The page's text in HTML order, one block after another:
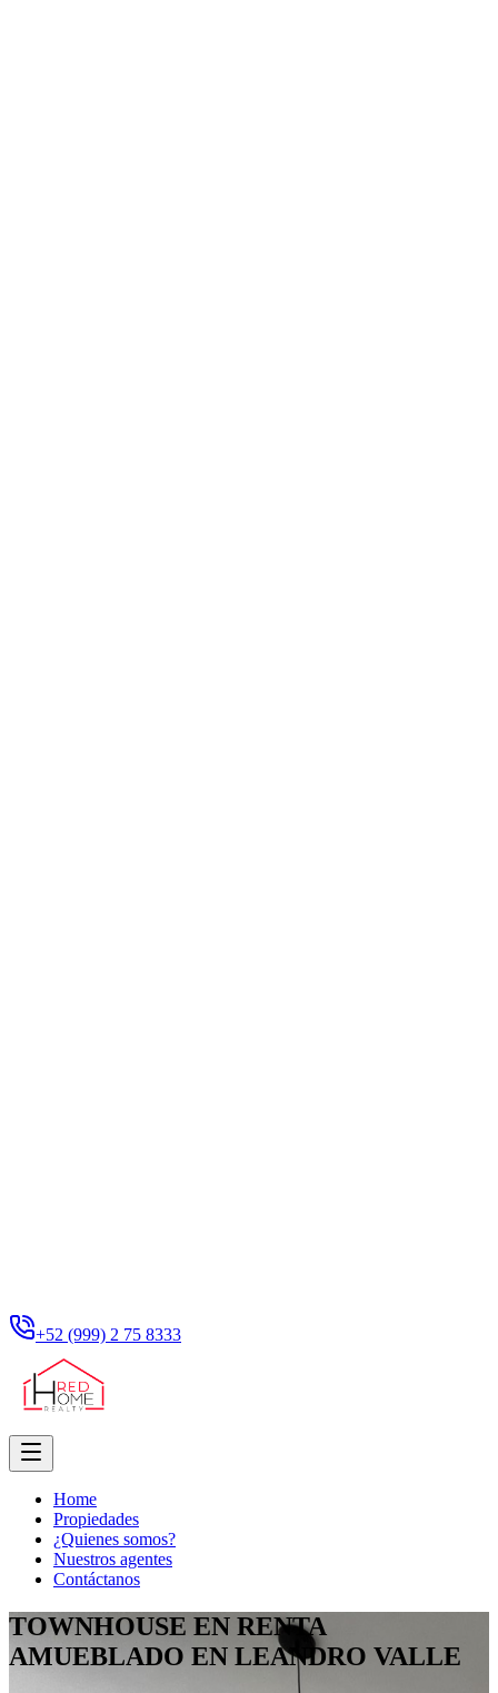
+52 (999) 2 75 8333
Home
Propiedades
¿Quienes somos?
Nuestros agentes
Contáctanos
TOWNHOUSE EN RENTA
AMUEBLADO EN LEANDRO VALLE